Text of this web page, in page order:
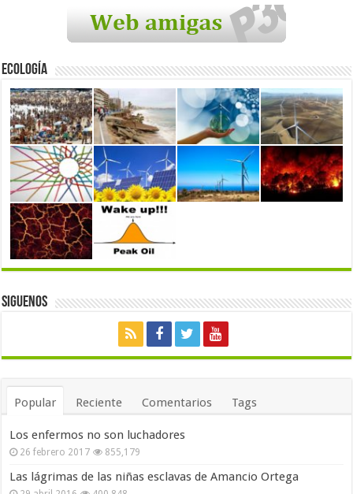
Ecología
Siguenos
Popular Reciente Comentarios Tags
Los enfermos no son luchadores
26 febrero 2017 855,179
Las lágrimas de las niñas esclavas de Amancio Ortega